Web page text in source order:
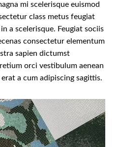
mi scelerisque euismod
class metus feugiat
a scelerisque. Feugiat sociis
consectetur elementum
sapien dictumst
orci vestibulum aenean
a cum adipiscing sagittis.